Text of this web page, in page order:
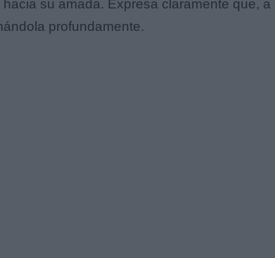
su amada. Expresa claramente que,
profundamente.